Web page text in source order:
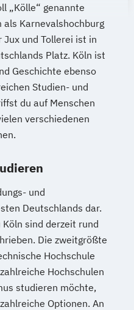
„Kölle“ genannte
Karnevalshochburg
und Tollerei ist in
Platz. Köln ist
Geschichte ebenso
Studien- und
du auf Menschen
verschiedenen
und
Deutschlands dar.
sind derzeit rund
Die zweitgrößte
Hochschule
Hochschulen
studieren möchte,
Optionen. An